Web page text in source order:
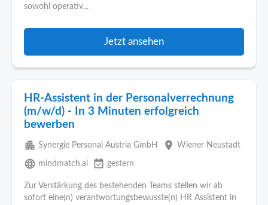
sowohl operativ...
Jetzt ansehen
HR-Assistent in der Personalverrechnung
(m/w/d) - In 3 Minuten erfolgreich
bewerben
apartment Synergie Personal Austria GmbH place Wiener Neustadt
language mindmatch.ai event_available gestern
Zur Verstärkung des bestehenden Teams stellen wir ab
sofort eine(n) verantwortungsbewusste(n) HR Assistent in